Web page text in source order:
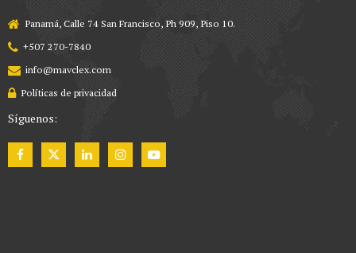
Panamá, Calle 74 San Francisco, Ph 909, Piso 10.
+507 270-7840
info@mavclex.com
Políticas de privacidad
Síguenos: